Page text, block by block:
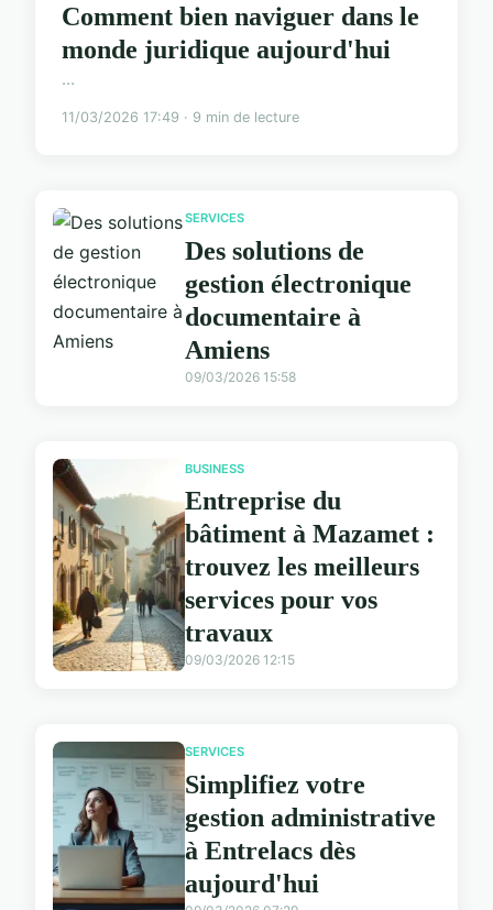
Comment bien naviguer dans le
monde juridique aujourd'hui
...
11/03/2026 17:49 · 9 min de lecture
SERVICES
Des solutions de
gestion électronique
documentaire à
Amiens
09/03/2026 15:58
BUSINESS
Entreprise du
bâtiment à Mazamet :
trouvez les meilleurs
services pour vos
travaux
09/03/2026 12:15
SERVICES
Simplifiez votre
gestion administrative
à Entrelacs dès
aujourd'hui